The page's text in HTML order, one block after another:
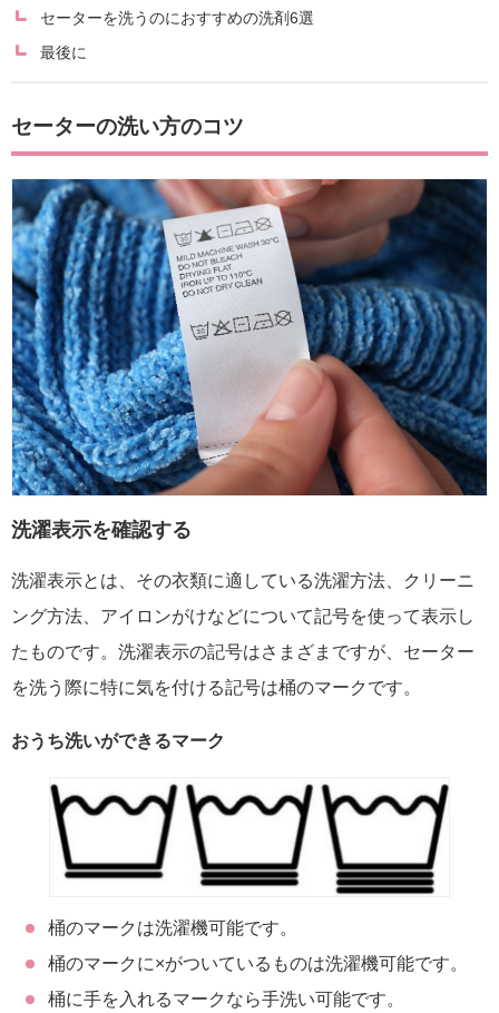
セーターを洗うのにおすすめの洗剤6選
最後に
セーターの洗い方のコツ
洗濯表示を確認する
洗濯表示とは、その衣類に適している洗濯方法、クリーニ
ング方法、アイロンがけなどについて記号を使って表示し
たものです。洗濯表示の記号はさまざまですが、セーター
を洗う際に特に気を付ける記号は桶のマークです。
おうち洗いができるマーク
桶のマークは洗濯機可能です。
桶のマークに×がついているものは洗濯機可能です。
桶に手を入れるマークなら手洗い可能です。